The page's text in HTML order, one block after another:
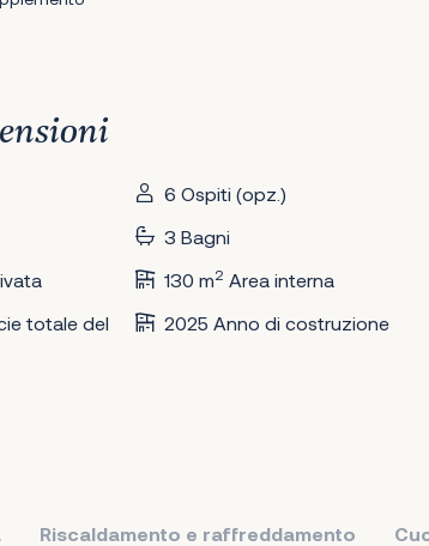
6 Ospiti (opz.)
3 Bagni
130 m2 Area interna
totale del
2025 Anno di costruzione
Riscaldamento e raffreddamento